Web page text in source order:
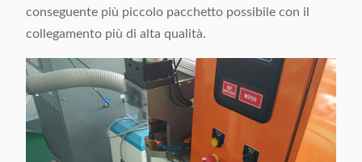
conseguente più piccolo pacchetto possibile con il
collegamento più di alta qualità.